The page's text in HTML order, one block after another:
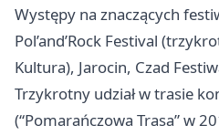
Występy na znaczących
Pol’and’Rock Festival
Kultura), Jarocin, Czad
Trzykrotny udział w trasie
(“Pomarańczowa Trasa” w